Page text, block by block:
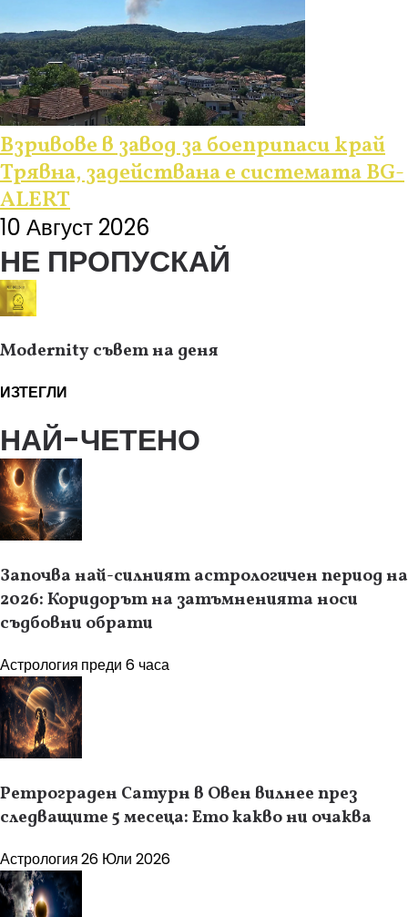
Взривове в завод за боеприпаси край
Трявна, задействана е системата BG-
ALERT
10 Август 2026
НЕ ПРОПУСКАЙ
Modernity съвет на деня
ИЗТЕГЛИ
НАЙ-ЧЕТЕНО
Започва най-силният астрологичен период на
2026: Коридорът на затъмненията носи
съдбовни обрати
Астрология преди 6 часа
Ретрограден Сатурн в Овен вилнее през
следващите 5 месеца: Ето какво ни очаква
Астрология26 Юли 2026